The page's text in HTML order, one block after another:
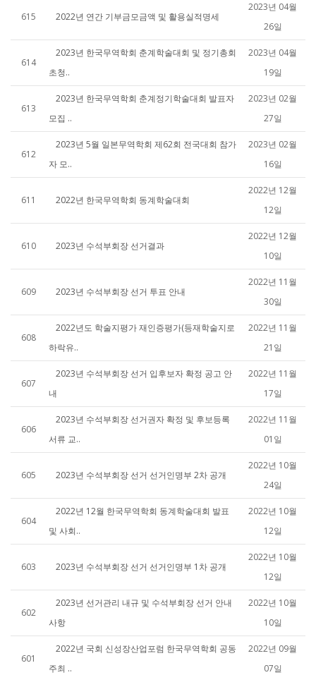
615 2022년 연간 기부금모금액 및 활용실적명세
2023년 04월
26일
614
2023년 한국무역학회 춘계학술대회 및 정기총회
초청..
2023년 04월
19일
613
2023년 한국무역학회 춘계정기학술대회 발표자
모집 ..
2023년 02월
27일
612
2023년 5월 일본무역학회 제62회 전국대회 참가
자 모..
2023년 02월
16일
611 2022년 한국무역학회 동계학술대회
2022년 12월
12일
610 2023년 수석부회장 선거결과
2022년 12월
10일
609 2023년 수석부회장 선거 투표 안내
2022년 11월
30일
608
2022년도 학술지평가 재인증평가(등재학술지로
하락유..
2022년 11월
21일
607
2023년 수석부회장 선거 입후보자 확정 공고 안
내
2022년 11월
17일
606
2023년 수석부회장 선거권자 확정 및 후보등록
서류 교..
2022년 11월
01일
605 2023년 수석부회장 선거 선거인명부 2차 공개
2022년 10월
24일
604
2022년 12월 한국무역학회 동계학술대회 발표
및 사회..
2022년 10월
12일
603 2023년 수석부회장 선거 선거인명부 1차 공개
2022년 10월
12일
602
2023년 선거관리 내규 및 수석부회장 선거 안내
사항
2022년 10월
10일
601
2022년 국회 신성장산업포럼 한국무역학회 공동
주최 ..
2022년 09월
07일